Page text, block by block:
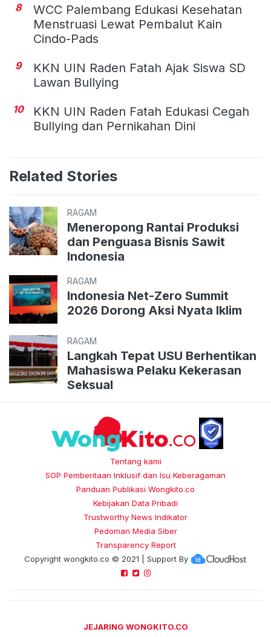
8
WCC Palembang Edukasi Kesehatan
Menstruasi Lewat Pembalut Kain
Cindo-Pads
9
KKN UIN Raden Fatah Ajak Siswa SD
Lawan Bullying
10
KKN UIN Raden Fatah Edukasi Cegah
Bullying dan Pernikahan Dini
Related Stories
RAGAM
Meneropong Rantai Produksi
dan Penguasa Bisnis Sawit
Indonesia
RAGAM
Indonesia Net-Zero Summit
2026 Dorong Aksi Nyata Iklim
RAGAM
Langkah Tepat USU Berhentikan
Mahasiswa Pelaku Kekerasan
Seksual
Tentang kami
SOP Pemberitaan Inklusif dan Isu Keberagaman
Panduan Publikasi Wongkito.co
Kebijakan Data Pribadi
Trustworthy News Indikator
Pedoman Media Siber
Transparency Report
Copyright wongkito.co © 2021 | Support By
JEJARING WONGKITO.CO